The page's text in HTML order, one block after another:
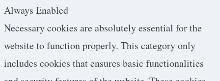
Always Enabled
Necessary cookies are absolutely essential for the
website to function properly. This category only
includes cookies that ensures basic functionalities